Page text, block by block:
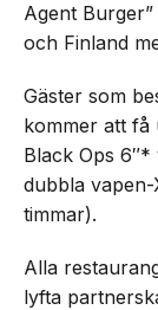
Agent
och Finland
Gäster som
kommer att få
Black Ops
dubbla
timmar).
Alla
lyfta